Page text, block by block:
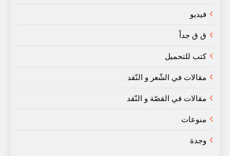
فيديو
ق ق جداً
كتب للتحميل
مقالات في الشّعر و النّقد
مقالات في القصّة و النّقد
منوعات
وجدة